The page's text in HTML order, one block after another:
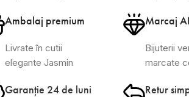
Ambalaj premium
Livrate în cutii
elegante Jasmin
Marcaj
Bijuterii
marcate
Garanție 24 de luni Retur